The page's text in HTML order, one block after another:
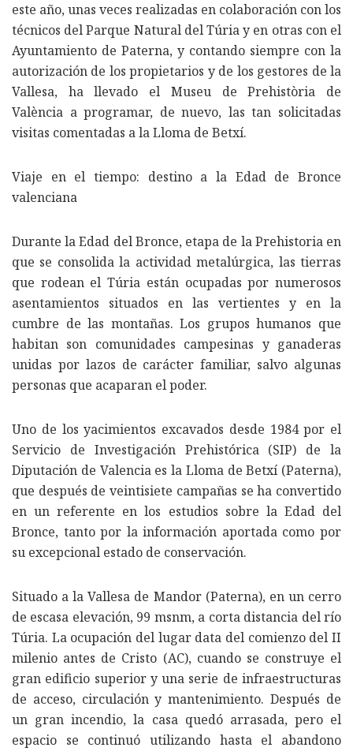
este año, unas veces realizadas en colaboración con los
técnicos del Parque Natural del Túria y en otras con el
Ayuntamiento de Paterna, y contando siempre con la
autorización de los propietarios y de los gestores de la
Vallesa, ha llevado el Museu de Prehistòria de
València a programar, de nuevo, las tan solicitadas
visitas comentadas a la Lloma de Betxí.
Viaje en el tiempo: destino a la Edad de Bronce
valenciana
Durante la Edad del Bronce, etapa de la Prehistoria en
que se consolida la actividad metalúrgica, las tierras
que rodean el Túria están ocupadas por numerosos
asentamientos situados en las vertientes y en la
cumbre de las montañas. Los grupos humanos que
habitan son comunidades campesinas y ganaderas
unidas por lazos de carácter familiar, salvo algunas
personas que acaparan el poder.
Uno de los yacimientos excavados desde 1984 por el
Servicio de Investigación Prehistórica (SIP) de la
Diputación de Valencia es la Lloma de Betxí (Paterna),
que después de veintisiete campañas se ha convertido
en un referente en los estudios sobre la Edad del
Bronce, tanto por la información aportada como por
su excepcional estado de conservación.
Situado a la Vallesa de Mandor (Paterna), en un cerro
de escasa elevación, 99 msnm, a corta distancia del río
Túria. La ocupación del lugar data del comienzo del II
milenio antes de Cristo (AC), cuando se construye el
gran edificio superior y una serie de infraestructuras
de acceso, circulación y mantenimiento. Después de
un gran incendio, la casa quedó arrasada, pero el
espacio se continuó utilizando hasta el abandono